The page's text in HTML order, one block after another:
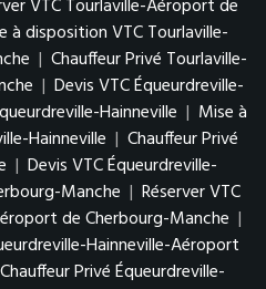
VTC Tourlaville-Aéroport de
à disposition VTC Tourlaville-
| Chauffeur Privé Tourlaville-
| Devis VTC Équeurdreville-
Hainneville | Mise à
Hainneville | Chauffeur Privé
| Devis VTC Équeurdreville-
Manche | Réserver VTC
de Cherbourg-Manche |
Hainneville-Aéroport
Chauffeur Privé Équeurdreville-